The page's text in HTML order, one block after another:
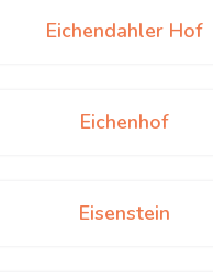
Eichendahler Hof
Eichenhof
Eisenstein